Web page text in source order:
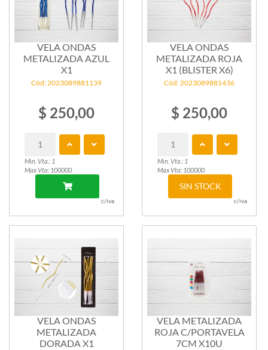
VELA ONDAS
METALIZADA AZUL
X1
Cód: 2023089881139
$ 250,00
Min. Vta.: 1
Max Vta: 100000
c/iva
VELA ONDAS
METALIZADA ROJA
X1 (BLISTER X6)
Cód: 2023089881436
$ 250,00
Min. Vta.: 1
Max Vta: 100000
SIN STOCK
c/iva
VELA ONDAS
METALIZADA
DORADA X1
VELA METALIZADA
ROJA C/PORTAVELA
7CM X10U